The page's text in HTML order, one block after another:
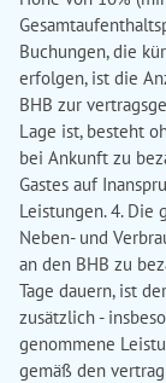
Buchungen, die
erfolgen, ist die
BHB zur
Lage ist, besteht
bei Ankunft zu
Gastes auf
Leistungen. 4. Die
Neben- und
an den BHB zu
Tage dauern, ist
zusätzlich -
genommene
gemäß den